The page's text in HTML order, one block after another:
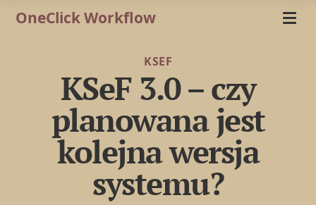
OneClick Workflow
KSEF
KSeF 3.0 – czy
planowana jest
kolejna wersja
systemu?